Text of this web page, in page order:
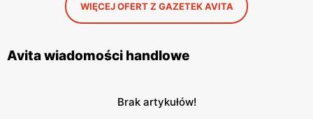
WIĘCEJ OFERT Z GAZETEK AVITA
Avita wiadomości handlowe
Brak artykułów!